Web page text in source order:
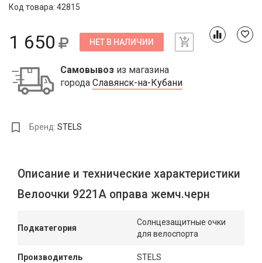
Код товара: 42815
1 650 НЕТ В НАЛИЧИИ
Самовывоз из магазина
города Славянск-на-Кубани
Бренд: STELS
Описание и технические характеристики
Велоочки 9221А оправа жемч.черн
Подкатегория
Солнцезащитные очки
для велоспорта
Производитель STELS